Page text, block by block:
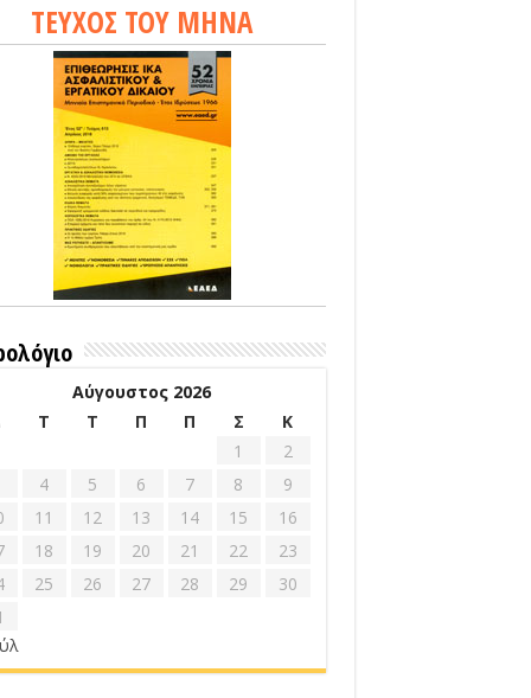
ΤΕΥΧΟΣ ΤΟΥ ΜΗΝΑ
Αύγουστος 2026
Τ Τ Π Π Σ
Κ
1
2
4 5 6 7 8
9
11 12 13 14 15
16
18 19 20 21 22
23
25 26 27 28 29
30